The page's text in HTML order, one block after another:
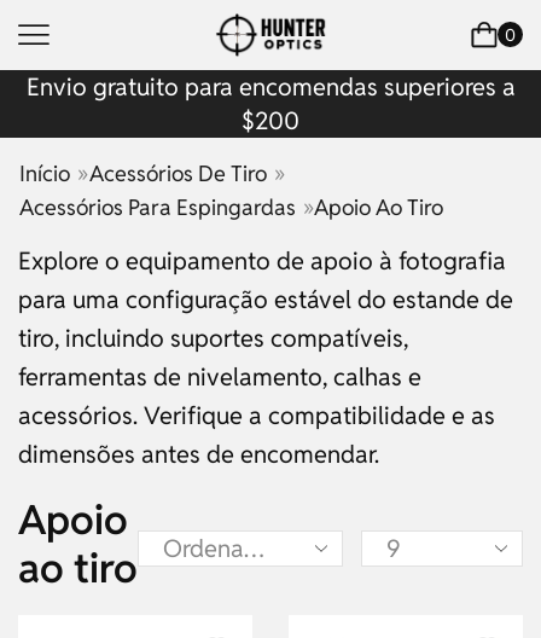
0
Envio gratuito para encomendas superiores a
$200
Início »Acessórios De Tiro »
Acessórios Para Espingardas »Apoio Ao Tiro
Explore o equipamento de apoio à fotografia
para uma configuração estável do estande de
tiro, incluindo suportes compatíveis,
ferramentas de nivelamento, calhas e
acessórios. Verifique a compatibilidade e as
dimensões antes de encomendar.
Apoio
ao tiro